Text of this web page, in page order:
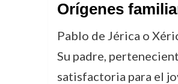
Orígenes
Pablo de Jérica o
Su padre,
satisfactoria para el